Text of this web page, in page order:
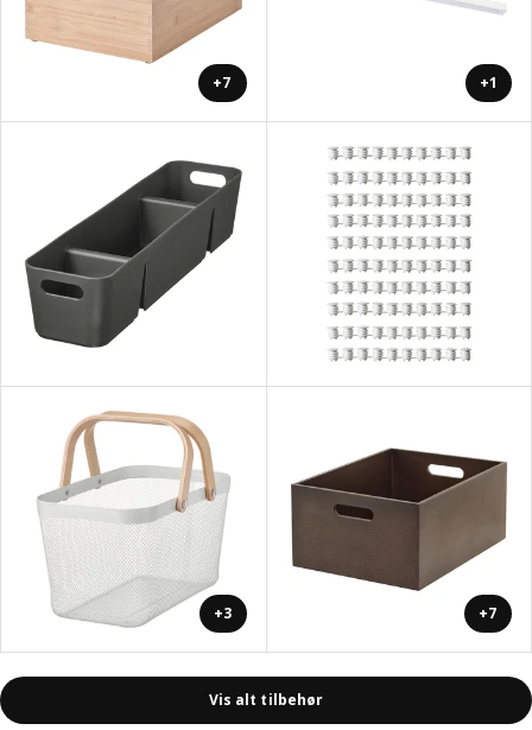
+7 +1
+3 +7
Vis alt tilbehør